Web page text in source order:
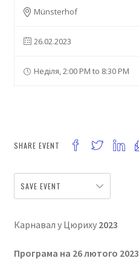
Münsterhof
26.02.2023
Неділя, 2:00 PM to 8:30 PM
SHARE EVENT
SAVE EVENT
Карнавал у Цюриху2023
Програма на 26 лютого 2023